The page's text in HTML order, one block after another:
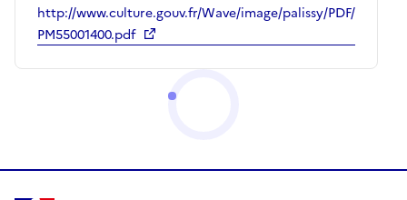
http://www.culture.gouv.fr/Wave/image/palissy/PDF/
PM55001400.pdf